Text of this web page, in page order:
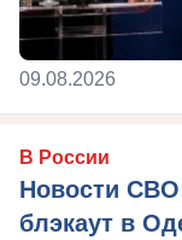
09.08.2026
В России
Новости
блэкаут в